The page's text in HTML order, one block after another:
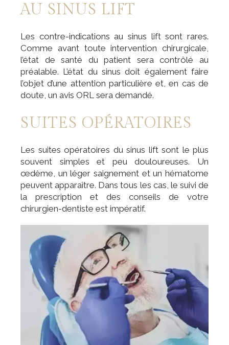
AU SINUS LIFT
Les contre-indications au sinus lift sont rares.
Comme avant toute intervention chirurgicale,
l’état de santé du patient sera contrôlé au
préalable. L’état du sinus doit également faire
l’objet d’une attention particulière et, en cas de
doute, un avis ORL sera demandé.
SUITES OPÉRATOIRES
Les suites opératoires du sinus lift sont le plus
souvent simples et peu douloureuses. Un
œdème, un léger saignement et un hématome
peuvent apparaître. Dans tous les cas, le suivi de
la prescription et des conseils de votre
chirurgien-dentiste est impératif.